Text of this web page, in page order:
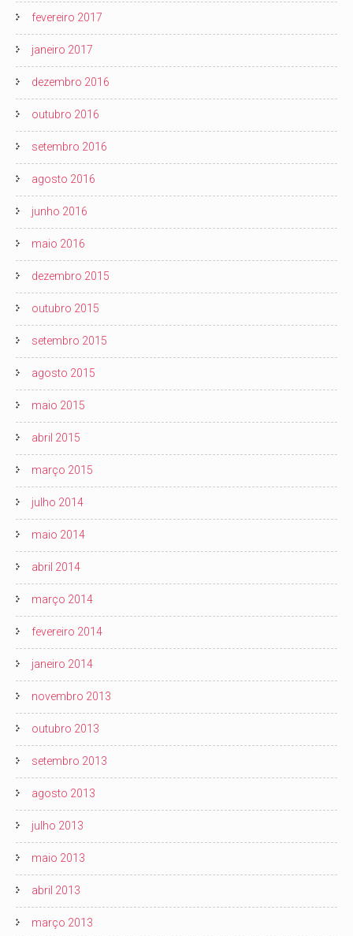
fevereiro 2017
janeiro 2017
dezembro 2016
outubro 2016
setembro 2016
agosto 2016
junho 2016
maio 2016
dezembro 2015
outubro 2015
setembro 2015
agosto 2015
maio 2015
abril 2015
março 2015
julho 2014
maio 2014
abril 2014
março 2014
fevereiro 2014
janeiro 2014
novembro 2013
outubro 2013
setembro 2013
agosto 2013
julho 2013
maio 2013
abril 2013
março 2013